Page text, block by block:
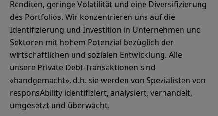
Renditen, geringe Volatilität und eine Diversifizierung
des Portfolios. Wir konzentrieren uns auf die
Identifizierung und Investition in Unternehmen und
Sektoren mit hohem Potenzial bezüglich der
wirtschaftlichen und sozialen Entwicklung. Alle
unsere Private Debt-Transaktionen sind
«handgemacht», d.h. sie werden von Spezialisten von
responsAbility identifiziert, analysiert, verhandelt,
umgesetzt und überwacht.